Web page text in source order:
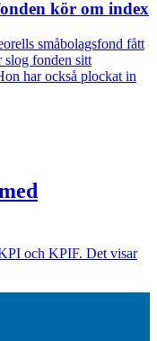
kör om index
småbolagsfond fått
slog fonden sitt
har också plockat in
och KPIF. Det visar